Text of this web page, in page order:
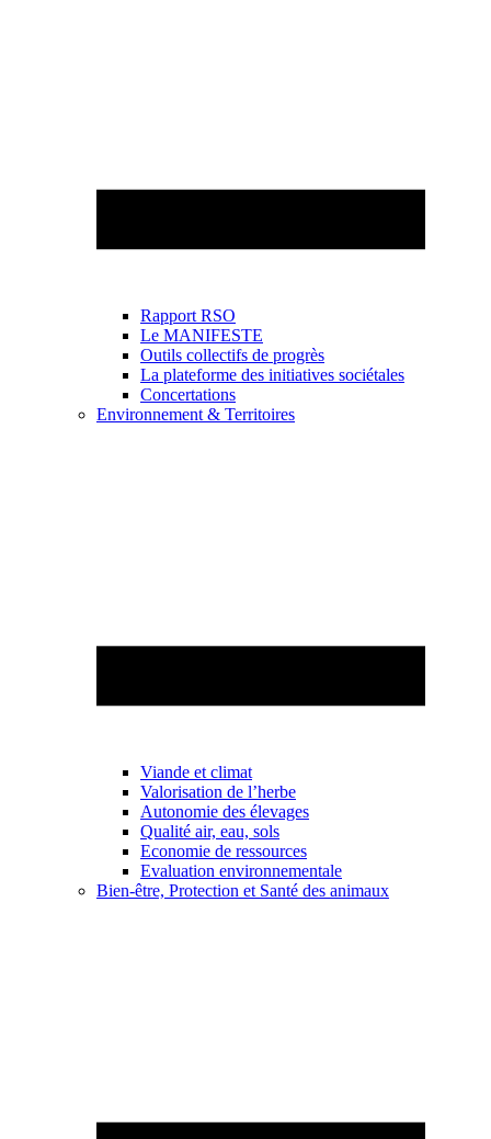
Rapport RSO
Le MANIFESTE
Outils collectifs de progrès
La plateforme des initiatives sociétales
Concertations
Environnement & Territoires
Viande et climat
Valorisation de l’herbe
Autonomie des élevages
Qualité air, eau, sols
Economie de ressources
Evaluation environnementale
Bien-être, Protection et Santé des animaux